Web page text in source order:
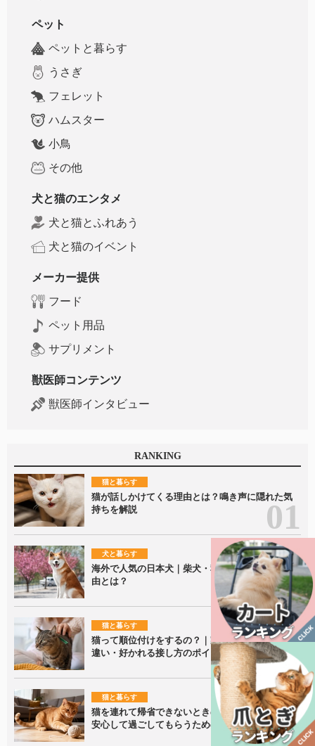
ペット
ペットと暮らす
うさぎ
フェレット
ハムスター
小鳥
その他
犬と猫のエンタメ
犬と猫とふれあう
犬と猫のイベント
メーカー提供
フード
ペット用品
サプリメント
獣医師コンテンツ
獣医師インタビュー
RANKING
猫と暮らす
猫が話しかけてくる理由とは？鳴き声に隠れた気
持ちを解説
犬と暮らす
海外で人気の日本犬｜柴犬・秋田犬が愛される理
由とは？
猫と暮らす
猫って順位付けをするの？｜家族内での接し方の
違い・好かれる接し方のポイントを解説！
猫と暮らす
猫を連れて帰省できないときの留守番ポイント｜
安心して過ごしてもらうための準備を解説